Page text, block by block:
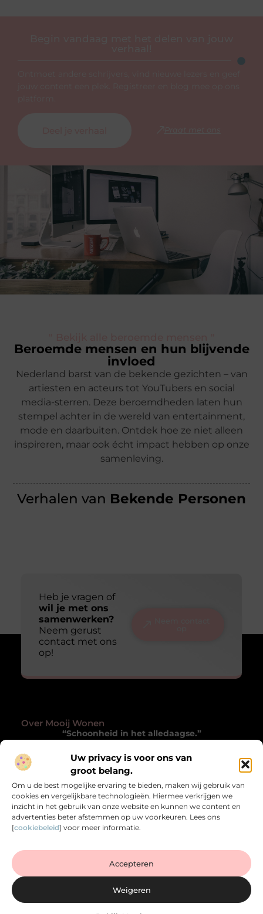
Uw privacy is voor ons van
groot belang.
Om u de best mogelijke ervaring te bieden, maken wij gebruik van
cookies en vergelijkbare technologieën. Hiermee verkrijgen we
inzicht in het gebruik van onze website en kunnen we content en
advertenties beter afstemmen op uw voorkeuren. Lees ons
[cookiebeleid] voor meer informatie.
Accepteren
Weigeren
Beroemde mensen en hun blijvende
invloed
Nederland barst van de bekende gezichten – van
artiesten en acteurs tot YouTubers en social
media-sterren. Deze beroemdheden laten hun
stempel achter in de wereld van entertainment,
mode en daarbuiten. Ontdek hoe ze niet alleen
inspireren, maar ook écht impact hebben op onze
samenleving.
Verhalen van Bekende Personen
Heb je vragen of
wil je met ons
samenwerken?
Neem gerust
contact met ons
op!
Over Mooij Wonen
“Schoonheid in het alledaagse.”
Mooijwonen.nl laat je met andere ogen kijken naar
wonen. Inspirerende blogs die verwonderen, verrijken
en het gewone bijzonder maken.
Onze informatie
Bericht categorie